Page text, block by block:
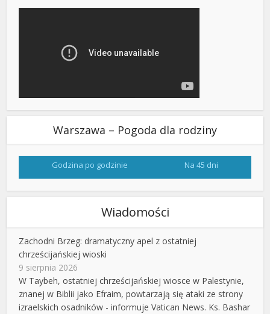
Warszawa – Pogoda dla rodziny
Godzina po godzinie Na 45 dni
Wiadomości
Zachodni Brzeg: dramatyczny apel z ostatniej
chrześcijańskiej wioski
9 sierpnia 2026
W Taybeh, ostatniej chrześcijańskiej wiosce w Palestynie,
znanej w Biblii jako Efraim, powtarzają się ataki ze strony
izraelskich osadników - informuje Vatican News. Ks. Bashar